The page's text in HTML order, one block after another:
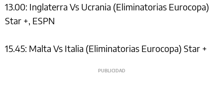
13.00: Inglaterra Vs Ucrania (Eliminatorias Eurocopa)
Star +, ESPN
15.45: Malta Vs Italia (Eliminatorias Eurocopa) Star +